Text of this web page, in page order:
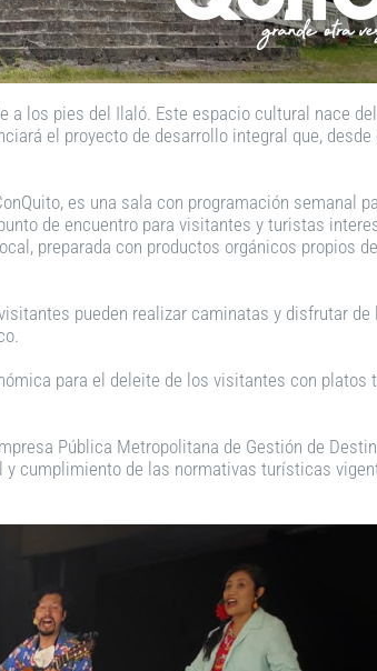
los pies del Ilaló. Este espacio cultural nace
el proyecto de desarrollo integral que,
es una sala con programación semanal
de encuentro para visitantes y turistas
preparada con productos orgánicos propios
pueden realizar caminatas y disfrutar de
para el deleite de los visitantes con platos
Pública Metropolitana de Gestión de
cumplimiento de las normativas turísticas